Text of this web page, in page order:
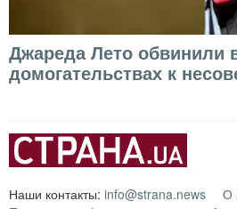
Джареда Лето обвинили
домогательствах к
Наши контакты: info@strana.news
О